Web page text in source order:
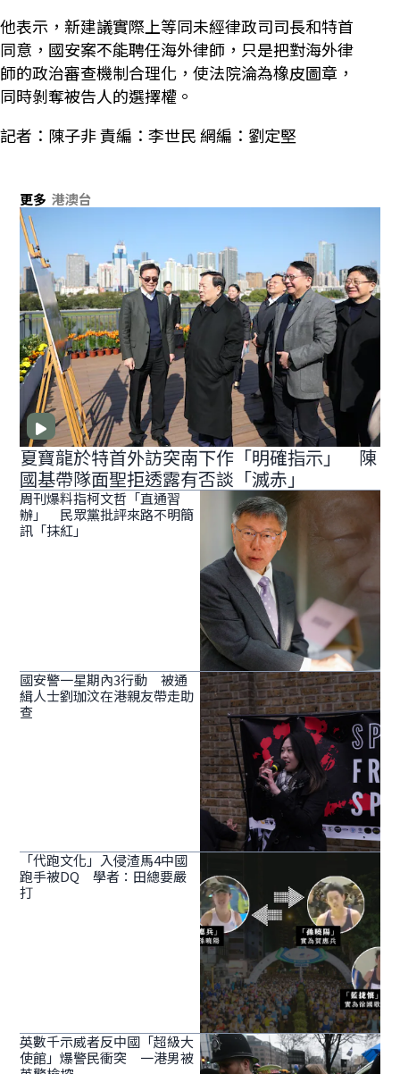
他表示，新建議實際上等同未經律政司司長和特首
同意，國安案不能聘任海外律師，只是把對海外律
師的政治審查機制合理化，使法院淪為橡皮圖章，
同時剝奪被告人的選擇權。
記者：陳子非 責編：李世民 網編：劉定堅
更多 港澳台
夏寶龍於特首外訪突南下作「明確指示」 陳
國基帶隊面聖拒透露有否談「滅赤」
周刊爆料指柯文哲「直通習
辦」 民眾黨批評來路不明簡
訊「抹紅」
國安警一星期內3行動 被通
緝人士劉珈汶在港親友帶走助
查
「代跑文化」入侵渣馬4中國
跑手被DQ 學者：田總要嚴
打
英數千示威者反中國「超級大
使館」爆警民衝突 一港男被